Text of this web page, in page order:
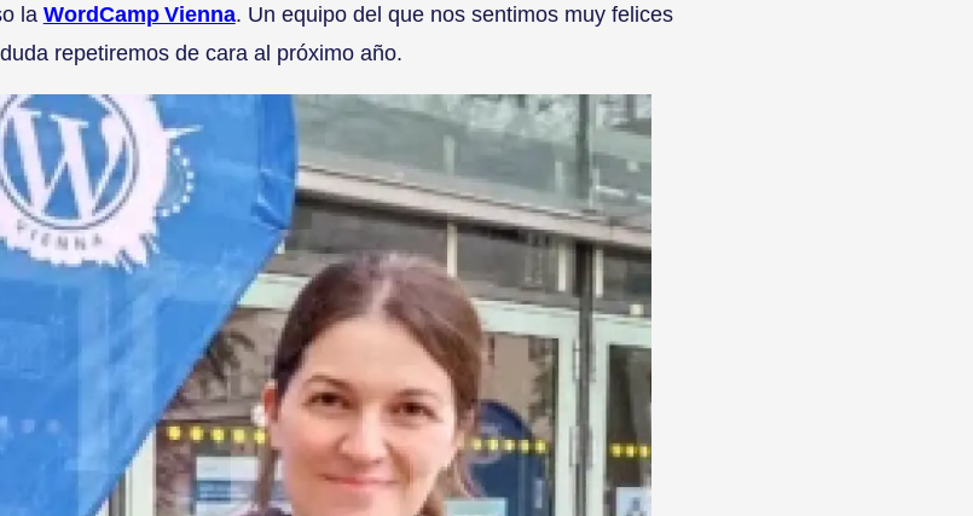
la WordCamp Vienna. Un equipo del que nos sentimos muy felices
repetiremos de cara al próximo año.